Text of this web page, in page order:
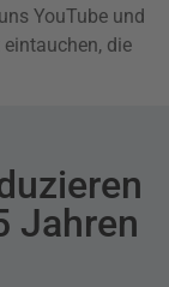
YouTube und
die
Jahren